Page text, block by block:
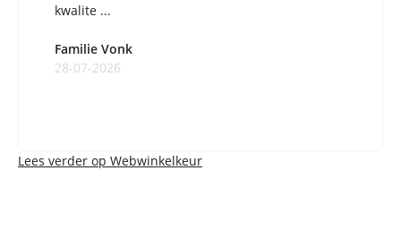
kwalite ...
Familie Vonk
28-07-2026
Lees verder op Webwinkelkeur